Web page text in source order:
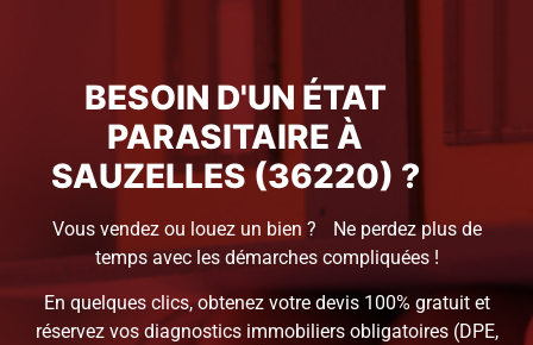
BESOIN D'UN ÉTAT
PARASITAIRE À
SAUZELLES (36220) ?
Vous vendez ou louez un bien ? Ne perdez plus de
temps avec les démarches compliquées !
En quelques clics, obtenez votre devis 100% gratuit et
réservez vos diagnostics immobiliers obligatoires (DPE,